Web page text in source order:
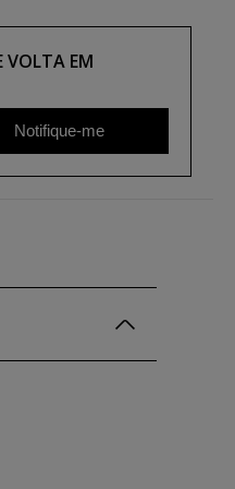
VOLTA EM
Notifique-me